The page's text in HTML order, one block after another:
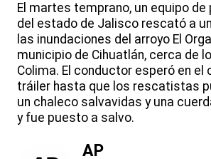
El martes temprano, un equipo de
del estado de Jalisco rescató a
las inundaciones del arroyo El
municipio de Cihuatlán, cerca de
Colima. El conductor esperó en el
tráiler hasta que los rescatistas
un chaleco salvavidas y una
y fue puesto a salvo.
AP